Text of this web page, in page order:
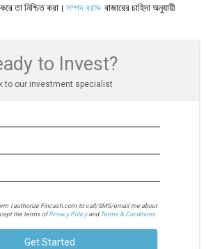
তা নিশ্চিত করা। সম্পদ বরাদ্দ বাজারের চাহিদা অনুযায়ী
to Invest?
to our investment specialist
I authorize Fincash.com to call/SMS/email me about
the terms ofPrivacy Policyand Terms & Conditions.
Get Started